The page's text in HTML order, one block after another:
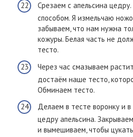
Срезаем с апельсина
способом. Я измельчаю
забываем, что нам нужна
кожуры. Белая часть не
тесто.
Через час смазываем
достаём наше тесто,
Обминаем тесто.
Делаем в тесте воронку и
цедру апельсина.
и вымешиваем, чтобы